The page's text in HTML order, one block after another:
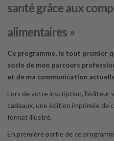
santé grâce aux
alimentaires »
Ce programme, le tout premier
socle de mon parcours
et de ma communication
Lors de votre inscription, l’éditeur
cadeaux, une édition imprimée de
format illustré.
En première partie de ce